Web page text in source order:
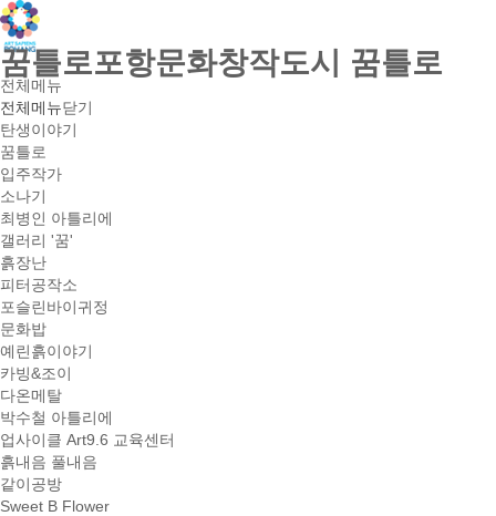
꿈틀로포항문화창작도시 꿈틀로
전체메뉴
전체메뉴닫기
탄생이야기
꿈틀로
입주작가
소나기
최병인 아틀리에
갤러리 '꿈'
흙장난
피터공작소
포슬린바이귀정
문화밥
예린흙이야기
카빙&조이
다온메탈
박수철 아틀리에
업사이클 Art9.6 교육센터
흙내음 풀내음
같이공방
Sweet B Flower